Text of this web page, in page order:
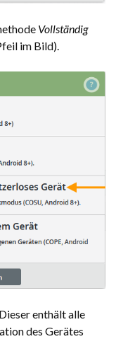
Vollständig
im Bild).
enthält alle
des Gerätes